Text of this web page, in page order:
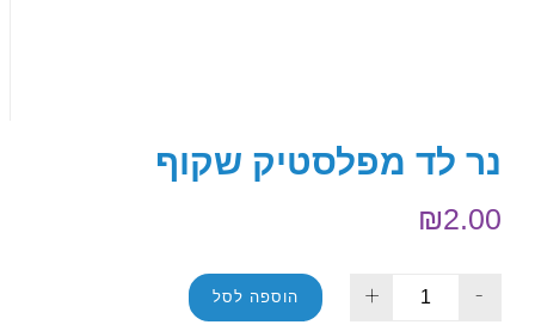
נר לד מפלסטיק שקוף
₪2.00
-
+ הוספה לסל